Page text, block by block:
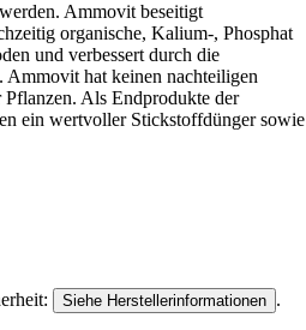
Ammovit beseitigt
organische, Kalium-, Phosphat
und verbessert durch die
hat keinen nachteiligen
Als Endprodukte der
ein wertvoller Stickstoffdünger sowie
Siehe Herstellerinformationen .